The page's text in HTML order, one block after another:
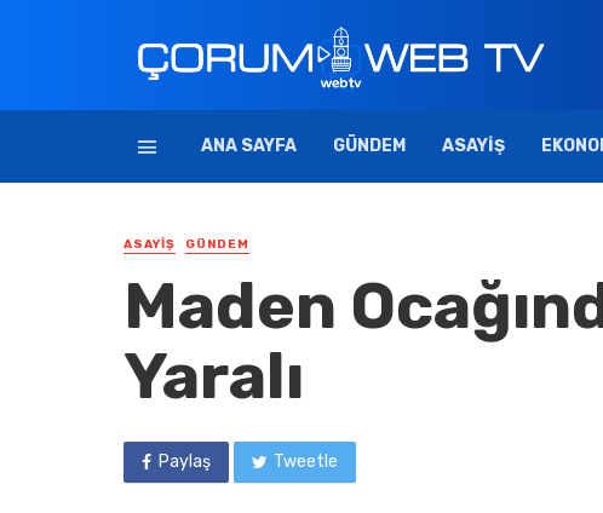
ANA SAYFA GÜNDEM ASAYIŞ
ASAYIŞ GÜNDEM
Maden
Yaralı
Paylaş Tweetle